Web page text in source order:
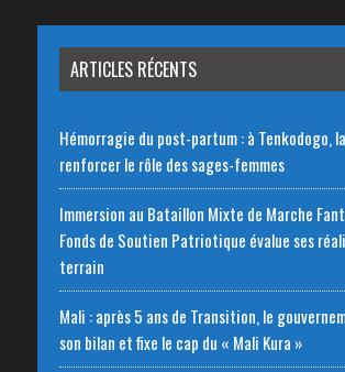
ARTICLES RÉCENTS
Hémorragie du post-partum : à Tenkodogo,
renforcer le rôle des sages-femmes
Immersion au Bataillon Mixte de Marche
Fonds de Soutien Patriotique évalue ses
terrain
Mali : après 5 ans de Transition, le
son bilan et fixe le cap du « Mali Kura »